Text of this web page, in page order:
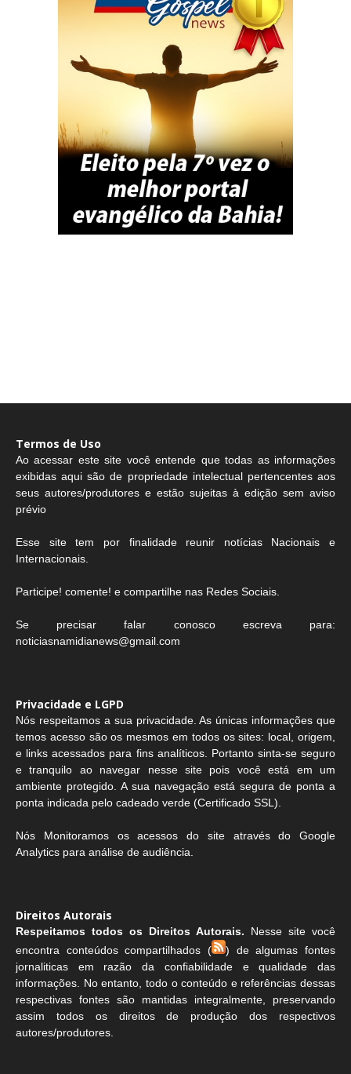
Termos de Uso
Ao acessar este site você entende que todas as informações
exibidas aqui são de propriedade intelectual pertencentes aos
seus autores/produtores e estão sujeitas à edição sem aviso
prévio
Esse site tem por finalidade reunir notícias Nacionais e
Internacionais.
Participe! comente! e compartilhe nas Redes Sociais.
Se precisar falar conosco escreva para:
noticiasnamidianews@gmail.com
Privacidade e LGPD
Nós respeitamos a sua privacidade. As únicas informações que
temos acesso são os mesmos em todos os sites: local, origem,
e links acessados para fins analíticos. Portanto sinta-se seguro
e tranquilo ao navegar nesse site pois você está em um
ambiente protegido. A sua navegação está segura de ponta a
ponta indicada pelo cadeado verde (Certificado SSL).
Nós Monitoramos os acessos do site através do Google
Analytics para análise de audiência.
Direitos Autorais
Respeitamos todos os Direitos Autorais. Nesse site você
encontra conteúdos compartilhados (
) de algumas fontes
jornaliticas em razão da confiabilidade e qualidade das
informações. No entanto, todo o conteúdo e referências dessas
respectivas fontes são mantidas integralmente, preservando
assim todos os direitos de produção dos respectivos
autores/produtores.